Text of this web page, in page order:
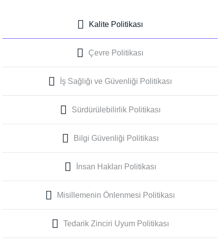
Kalite Politikası
Çevre Politikası
İş Sağlığı ve Güvenliği Politikası
Sürdürülebilirlik Politikası
Bilgi Güvenliği Politikası
İnsan Hakları Politikası
Misillemenin Önlenmesi Politikası
Tedarik Zinciri Uyum Politikası